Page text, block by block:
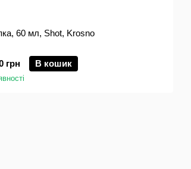
60 мл, Shot, Krosno
грн В кошик